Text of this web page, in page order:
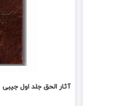
آثار الحق جلد اول جیبی